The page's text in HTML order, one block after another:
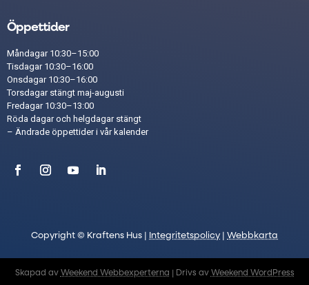
Öppettider
Måndagar 10:30–15:00
Tisdagar 10:30–16:00
Onsdagar 10:30–16:00
Torsdagar stängt maj-augusti
Fredagar 10:30–13:00
Röda dagar och helgdagar stängt​
– Ändrade öppettider i vår kalender
Copyright © Kraftens Hus | Integritetspolicy Webbkarta
Skapad av Weekend Webbexperterna | Drivs av Weekend WordPress